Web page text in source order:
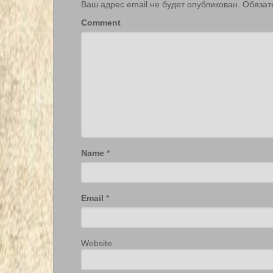
Ваш адрес email не будет опубликован.
Comment
Name *
Email *
Website